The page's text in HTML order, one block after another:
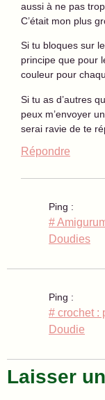
aussi à ne pas
C’était mon plus
Si tu bloques sur
principe que pour
couleur pour
Si tu as d’autres
peux m’envoyer
serai ravie de te
Répondre
Ping :
#
Doudies
Ping :
# crochet :
Doudie
Laisser